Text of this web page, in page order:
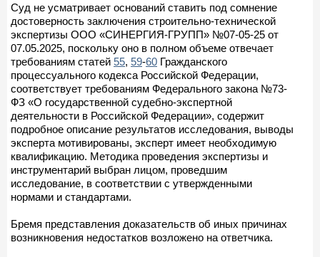
Суд не усматривает оснований ставить под сомнение
достоверность заключения строительно-технической
экспертизы ООО «СИНЕРГИЯ-ГРУПП» №07-05-25 от
07.05.2025, поскольку оно в полном объеме отвечает
требованиям статей 55, 59-60 Гражданского
процессуального кодекса Российской Федерации,
соответствует требованиям Федерального закона №73-
ФЗ «О государственной судебно-экспертной
деятельности в Российской Федерации», содержит
подробное описание результатов исследования, выводы
эксперта мотивированы, эксперт имеет необходимую
квалификацию. Методика проведения экспертизы и
инструментарий выбран лицом, проведшим
исследование, в соответствии с утвержденными
нормами и стандартами.
Бремя представления доказательств об иных причинах
возникновения недостатков возложено на ответчика.